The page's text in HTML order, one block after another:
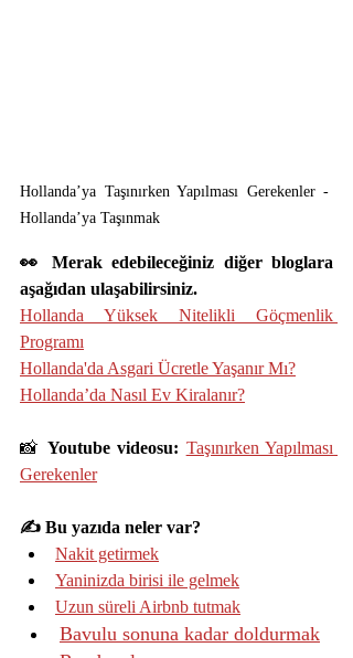
Hollanda’ya Taşınırken Yapılması Gerekenler -
Hollanda’ya Taşınmak
👀 Merak edebileceğiniz diğer bloglara
aşağıdan ulaşabilirsiniz.
Hollanda Yüksek Nitelikli Göçmenlik
Programı
Hollanda'da Asgari Ücretle Yaşanır Mı?
Hollanda’da Nasıl Ev Kiralanır?
📸 Youtube videosu: Taşınırken Yapılması
Gerekenler
✍️ Bu yazıda neler var?
Nakit getirmek
Yaninizda birisi ile gelmek
Uzun süreli Airbnb tutmak
Bavulu sonuna kadar doldurmak